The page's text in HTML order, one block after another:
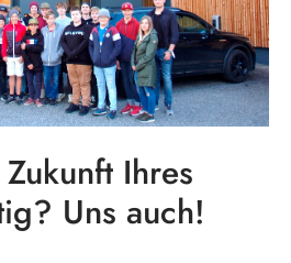
Ihres
Uns auch!